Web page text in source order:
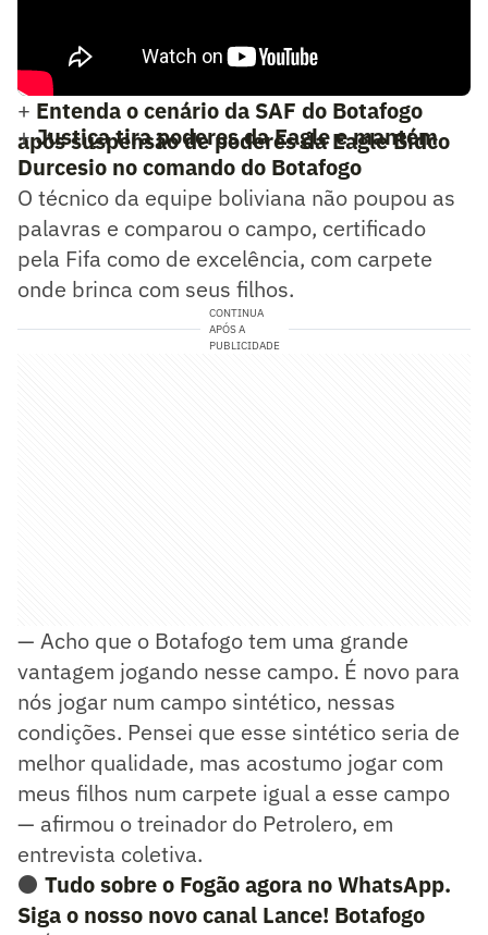
+ Entenda o cenário da SAF do Botafogo
após suspensão de poderes da Eagle Bidco
+Justiça tira poderes da Eagle e mantém
Durcesio no comando do Botafogo
O técnico da equipe boliviana não poupou as
palavras e comparou o campo, certificado
pela Fifa como de excelência, com carpete
onde brinca com seus filhos.
CONTINUA
APÓS A
PUBLICIDADE
— Acho que o Botafogo tem uma grande
vantagem jogando nesse campo. É novo para
nós jogar num campo sintético, nessas
condições. Pensei que esse sintético seria de
melhor qualidade, mas acostumo jogar com
meus filhos num carpete igual a esse campo
— afirmou o treinador do Petrolero, em
entrevista coletiva.
⚫ Tudo sobre o Fogão agora no WhatsApp.
Siga o nosso novo canal Lance! Botafogo